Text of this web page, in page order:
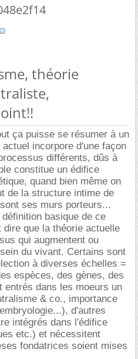
théorie
ça puisse se résumer à un
incorpore d'une façon
différents, dûs à
constitue un édifice
quand bien même on
de la structure intime de
ses murs porteurs...
basique de ce
que la théorie actuelle
qui augmentent ou
du vivant. Certains sont
à diverses échelles =
espèces, des gènes, des
entrés dans les moeurs un
& co., importance
d'autres
intégrés dans l'édifice
etc.) et nécessitent
fondatrices soient mises